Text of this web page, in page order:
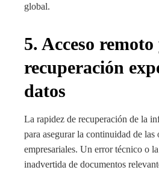
global.
5. Acceso remoto
recuperación
datos
La rapidez de recuperación de la
para asegurar la continuidad de las
empresariales. Un error técnico o
inadvertida de documentos